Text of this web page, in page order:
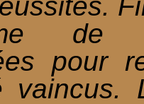
de
pour